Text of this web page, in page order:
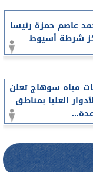
عاصم حمزة رئيسا
شرطة أسيوط
مياه سوهاج تعلن
العليا بمناطق